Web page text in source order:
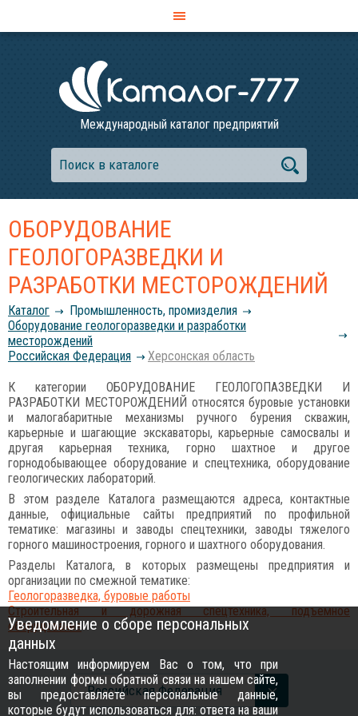
Международный каталог предприятий
ОБОРУДОВАНИЕ
ГЕОЛОГОРАЗВЕДКИ И
РАЗРАБОТКИ МЕСТОРОЖДЕНИЙ
Каталог
Промышленность, промизделия
Оборудование геологоразведки и разработки
месторождений
Российcкая Федерация
Херсонская область
К категории ОБОРУДОВАНИЕ ГЕОЛОГОПАЗВЕДКИ И
РАЗРАБОТКИ МЕСТОРОЖДЕНИЙ относятся буровые установки
и малогабаритные механизмы ручного бурения скважин,
карьерные и шагающие экскаваторы, карьерные самосвалы и
другая карьерная техника, горно шахтное и другое
горнодобывающее оборудование и спецтехника, оборудование
геологических лабораторий.
В этом разделе Каталога размещаются адреса, контактные
данные, официальные сайты предприятий по профильной
тематике: магазины и заводы спецтехники, заводы тяжелого
горного машиностроения, горного и шахтного оборудования.
Разделы Каталога, в которых размещены предприятия и
организации по смежной тематике:
Геологоразведка, буровые работы
Строительная и дорожная спецтехника, подъемное
оборудование
Российcкая Федерация
Уведомление о сборе персональных
данных
Настоящим информируем Вас о том, что при
заполнении формы обратной связи на нашем сайте,
вы предоставляете персональные данные,
которые будут использоваться для: ответа на ваши